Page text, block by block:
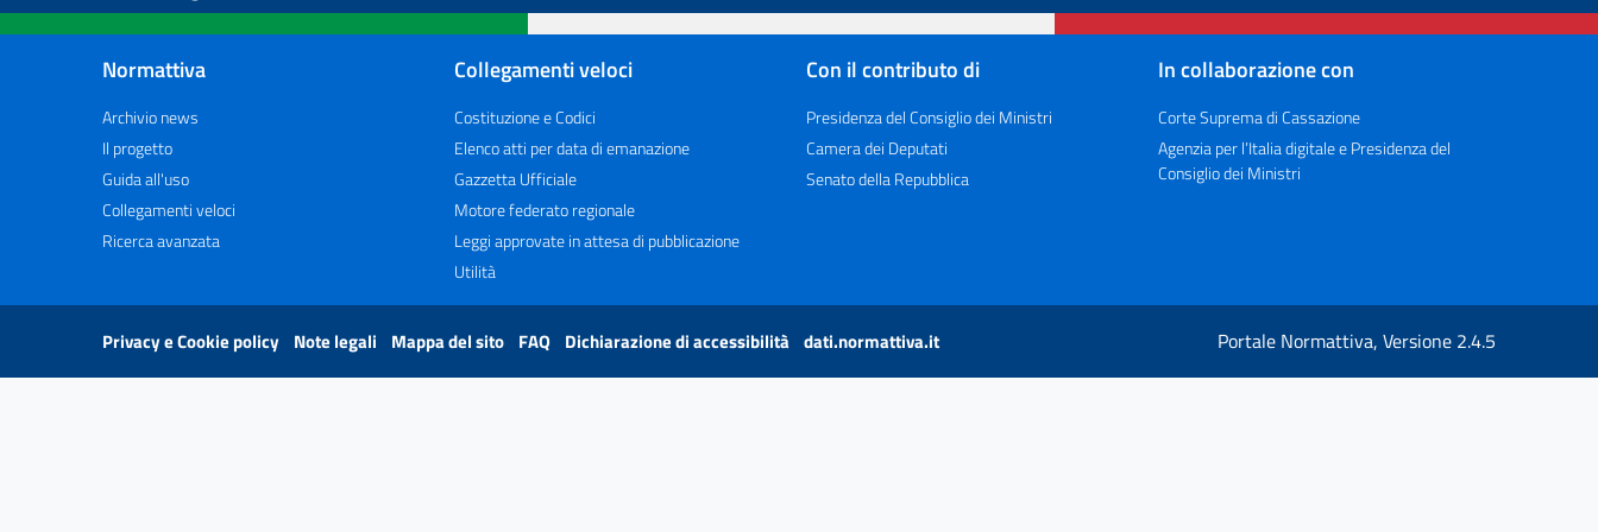
Normattiva
Archivio news
Il progetto
Guida all'uso
Collegamenti veloci
Ricerca avanzata
Collegamenti veloci
Costituzione e Codici
Elenco atti per data di emanazione
Gazzetta Ufficiale
Motore federato regionale
Leggi approvate in attesa di pubblicazione
Utilità
Con il contributo di
Presidenza del Consiglio dei Ministri
Camera dei Deputati
Senato della Repubblica
In collaborazione con
Corte Suprema di Cassazione
Agenzia per l’Italia digitale e Presidenza del
Consiglio dei Ministri
Privacy e Cookie policy Note legali Mappa del sito FAQ Dichiarazione di accessibilità dati.normattiva.it Portale Normattiva, Versione 2.4.5